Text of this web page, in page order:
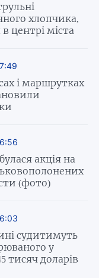
хлопчика,
центрі міста
і маршрутках
акція на
(фото)
судитимуть
у
тисяч доларів